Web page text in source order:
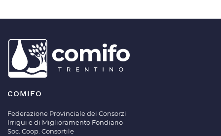
COMIFO
Federazione Provinciale dei Consorzi
Irrigui e di Miglioramento Fondiario
Soc. Coop. Consortile